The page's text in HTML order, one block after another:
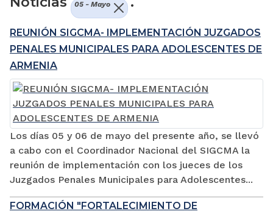
05 - Mayo
REUNIÓN SIGCMA- IMPLEMENTACIÓN JUZGADOS
PENALES MUNICIPALES PARA ADOLESCENTES DE
ARMENIA
Los días 05 y 06 de mayo del presente año, se llevó
a cabo con el Coordinador Nacional del SIGCMA la
reunión de implementación con los jueces de los
Juzgados Penales Municipales para Adolescentes...
FORMACIÓN "FORTALECIMIENTO DE